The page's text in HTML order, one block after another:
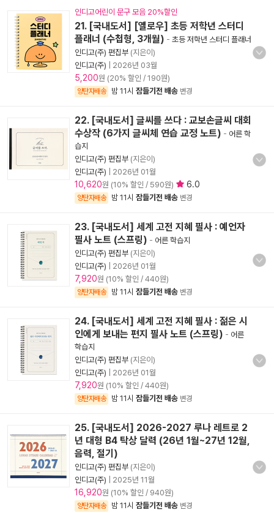
인디고어린이 문구 모음 20%할인
21. [국내도서] [옐로우] 초등 저학년 스터디
플래너 (수첩형, 3개월) - 초등 저학년 스터디 플래너
인디고(주) 편집부 (지은이)
인디고(주)
2026년 03월
5,200원 (20% 할인 / 190원)
양탄자배송 밤 11시 잠들기전 배송 변경
22. [국내도서] 글씨를 쓰다 : 교보손글씨 대회
수상작 (6가지 글씨체 연습 교정 노트) - 어른 학
습지
인디고(주) 편집부 (지은이)
인디고(주)
2026년 01월
10,620원 (10% 할인 / 590원) 6.0
양탄자배송 밤 11시 잠들기전 배송 변경
23. [국내도서] 세계 고전 지혜 필사 : 예언자
필사 노트 (스프링) - 어른 학습지
인디고(주) 편집부 (지은이)
인디고(주)
2026년 01월
7,920원 (10% 할인 / 440원)
양탄자배송 밤 11시 잠들기전 배송 변경
24. [국내도서] 세계 고전 지혜 필사 : 젊은 시
인에게 보내는 편지 필사 노트 (스프링) - 어른
학습지
인디고(주) 편집부 (지은이)
인디고(주)
2026년 01월
7,920원 (10% 할인 / 440원)
양탄자배송 밤 11시 잠들기전 배송 변경
25. [국내도서] 2026-2027 루나 레트로 2
년 대형 B4 탁상 달력 (26년 1월~27년 12월,
음력, 절기)
인디고(주) 편집부 (지은이)
인디고(주)
2025년 11월
16,920원 (10% 할인 / 940원)
양탄자배송 밤 11시 잠들기전 배송 변경